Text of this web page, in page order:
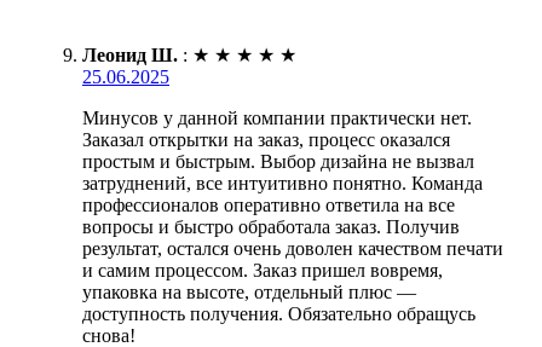
Леонид Ш. : ★ ★ ★ ★ ★
25.06.2025
Минусов у данной компании практически нет.
Заказал открытки на заказ, процесс оказался
простым и быстрым. Выбор дизайна не вызвал
затруднений, все интуитивно понятно. Команда
профессионалов оперативно ответила на все
вопросы и быстро обработала заказ. Получив
результат, остался очень доволен качеством печати
и самим процессом. Заказ пришел вовремя,
упаковка на высоте, отдельный плюс —
доступность получения. Обязательно обращусь
снова!